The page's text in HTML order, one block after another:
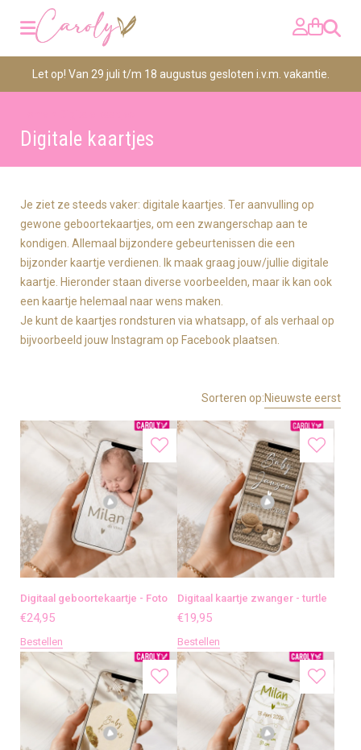
Zoeken
Let op! Van 29 juli t/m 18 augustus gesloten i.v.m. vakantie.
Digitale kaartjes
Je ziet ze steeds vaker: digitale kaartjes. Ter aanvulling op
gewone geboortekaartjes, om een zwangerschap aan te
kondigen. Allemaal bijzondere gebeurtenissen die een
bijzonder kaartje verdienen. Ik maak graag jouw/jullie digitale
kaartje. Hieronder staan diverse voorbeelden, maar ik kan ook
een kaartje helemaal naar wens maken.
Je kunt de kaartjes rondsturen via whatsapp, of als verhaal op
bijvoorbeeld jouw Instagram op Facebook plaatsen.
Sorteren op:Nieuwste eerst
Digitaal geboortekaartje - Foto
€24,95
Bestellen
Digitaal kaartje zwanger - turtle
€19,95
Bestellen